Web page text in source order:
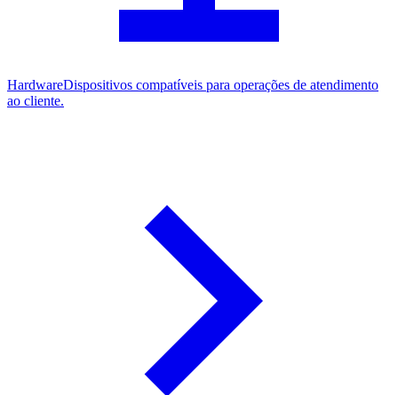
HardwareDispositivos compatíveis para operações de atendimento
ao cliente.